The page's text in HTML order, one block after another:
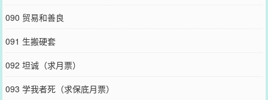
090 贸易和善良
091 生搬硬套
092 坦诚（求月票）
093 学我者死（求保底月票）